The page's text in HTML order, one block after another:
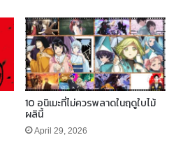
10 อนิเมะที่ไม่ควรพลาดในฤดูใบไม้
ผลินี้
April 29, 2026